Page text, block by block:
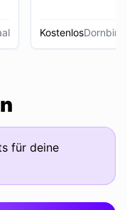
KostenlosDornbirn
für deine